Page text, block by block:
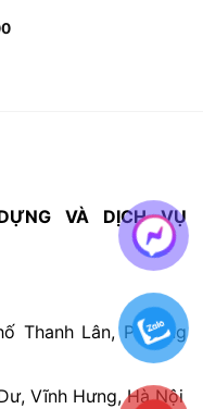
VÀ DỊCH VỤ
Thanh Lân, Phường
Vĩnh Hưng, Hà Nội